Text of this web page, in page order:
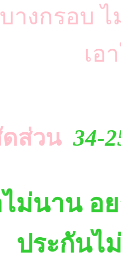
างกรอบ
เอ
ดส่วน34-
ม่นาน อ
ประกันไ